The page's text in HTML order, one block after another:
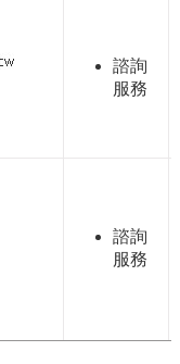
諮詢
服務
諮詢
服務